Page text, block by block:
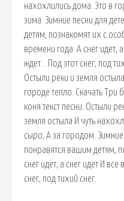
нахохлились дома. Это в
зима. Зимние песни для
детям, познакомят их с
времени года. А снег идет,
ждет… Под этот снег, под
Остыли реки и земля
городе тепло. Скачать
коня текст песни. Остыли
земля остыла И чуть
сыро, А за городом.
понравятся вашим детям,
снег идет, а снег идет И
снег, под тихий снег.